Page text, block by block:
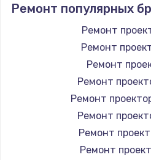
Ремонт популярных
Ремонт
Ремонт
Ремонт
Ремонт
Ремонт
Ремонт
Ремонт
Ремонт